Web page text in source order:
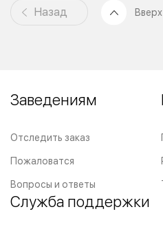
Назад Вверх
Заведениям
Отследить заказ
Пожаловатся
Вопросы и ответы
Служба поддержки